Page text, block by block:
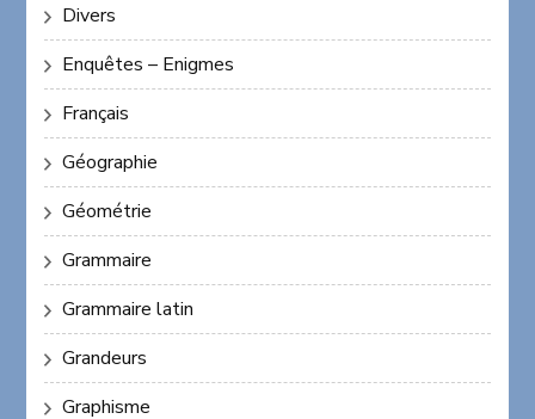
Divers
Enquêtes – Enigmes
Français
Géographie
Géométrie
Grammaire
Grammaire latin
Grandeurs
Graphisme